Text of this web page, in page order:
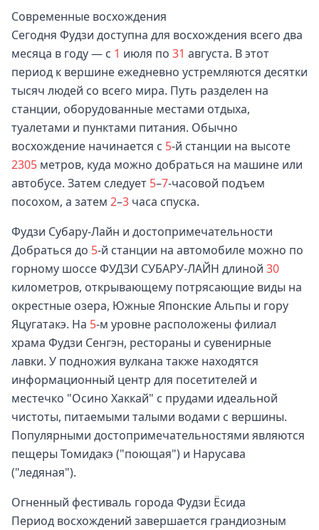
Современные восхождения
Сегодня Фудзи доступна для восхождения всего два
месяца в году — с 1 июля по 31 августа. В этот
период к вершине ежедневно устремляются десятки
тысяч людей со всего мира. Путь разделен на
станции, оборудованные местами отдыха,
туалетами и пунктами питания. Обычно
восхождение начинается с 5-й станции на высоте
2305 метров, куда можно добраться на машине или
автобусе. Затем следует 5–7-часовой подъем
посохом, а затем 2–3 часа спуска.
Фудзи Субару-Лайн и достопримечательности
Добраться до 5-й станции на автомобиле можно по
горному шоссе ФУДЗИ СУБАРУ-ЛАЙН длиной 30
километров, открывающему потрясающие виды на
окрестные озера, Южные Японские Альпы и гору
Яцугатакэ. На 5-м уровне расположены филиал
храма Фудзи Сенгэн, рестораны и сувенирные
лавки. У подножия вулкана также находятся
информационный центр для посетителей и
местечко "Осино Хаккай" с прудами идеальной
чистоты, питаемыми талыми водами с вершины.
Популярными достопримечательностями являются
пещеры Томидакэ ("поющая") и Нарусава
("ледяная").
Огненный фестиваль города Фудзи Ёсида
Период восхождений завершается грандиозным